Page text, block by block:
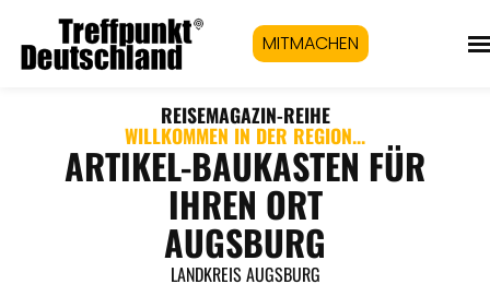
MITMACHEN
REISEMAGAZIN-REIHE
WILLKOMMEN IN DER REGION...
ARTIKEL-BAUKASTEN FÜR
IHREN ORT
AUGSBURG
LANDKREIS AUGSBURG